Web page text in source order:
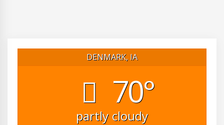
DENMARK, IA
70°
partly cloudy